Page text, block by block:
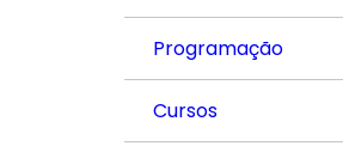
Programação
Cursos